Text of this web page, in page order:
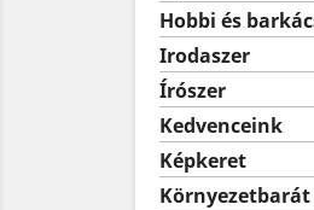
Hobbi és
Irodaszer
Írószer
Kedvenceink
Képkeret